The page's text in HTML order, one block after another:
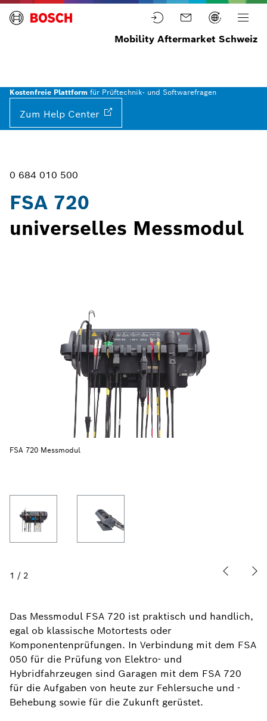
Mobility Aftermarket Schweiz
Kostenfreie Plattform für Prüftechnik- und Softwarefragen
Zum Help Center
0 684 010 500
FSA 720
universelles Messmodul
FSA 720 Messmodul
1 / 2
Das Messmodul FSA 720 ist praktisch und handlich,
egal ob klassische Motortests oder
Komponentenprüfungen. In Verbindung mit dem FSA
050 für die Prüfung von Elektro- und
Hybridfahrzeugen sind Garagen mit dem FSA 720
für die Aufgaben von heute zur Fehlersuche und -
Behebung sowie für die Zukunft gerüstet.